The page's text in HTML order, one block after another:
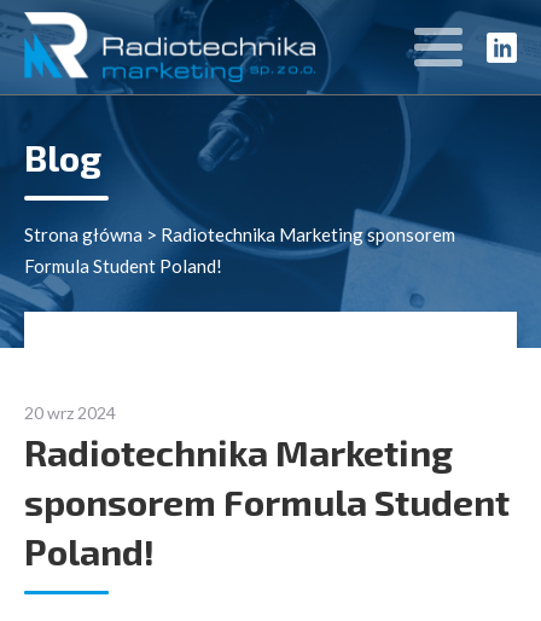
Blog
Strona główna > Radiotechnika Marketing sponsorem
Formula Student Poland!
20 wrz 2024
Radiotechnika Marketing
sponsorem Formula Student
Poland!